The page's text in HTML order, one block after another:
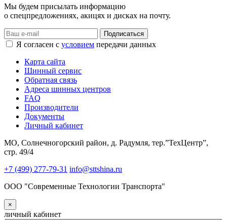
Мы будем присылать информацию
о спецпредложениях, акицях и дисках на почту.
Подписаться
Я согласен с условием передачи данных
Карта сайта
Шинный сервис
Обратная связь
Адреса шинных центров
FAQ
Производители
Документы
Личный кабинет
МО, Солнечногорский район, д. Радумля, тер.”ТехЦентр”,
стр. 49/4
+7 (499) 277-79-31 info@sttshina.ru
ООО "Современные Технологии Транспорта"
×
личный кабинет